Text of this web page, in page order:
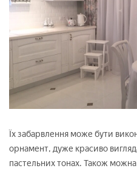
Їх забарвлення може бути
орнамент, дуже красиво
пастельних тонах. Також